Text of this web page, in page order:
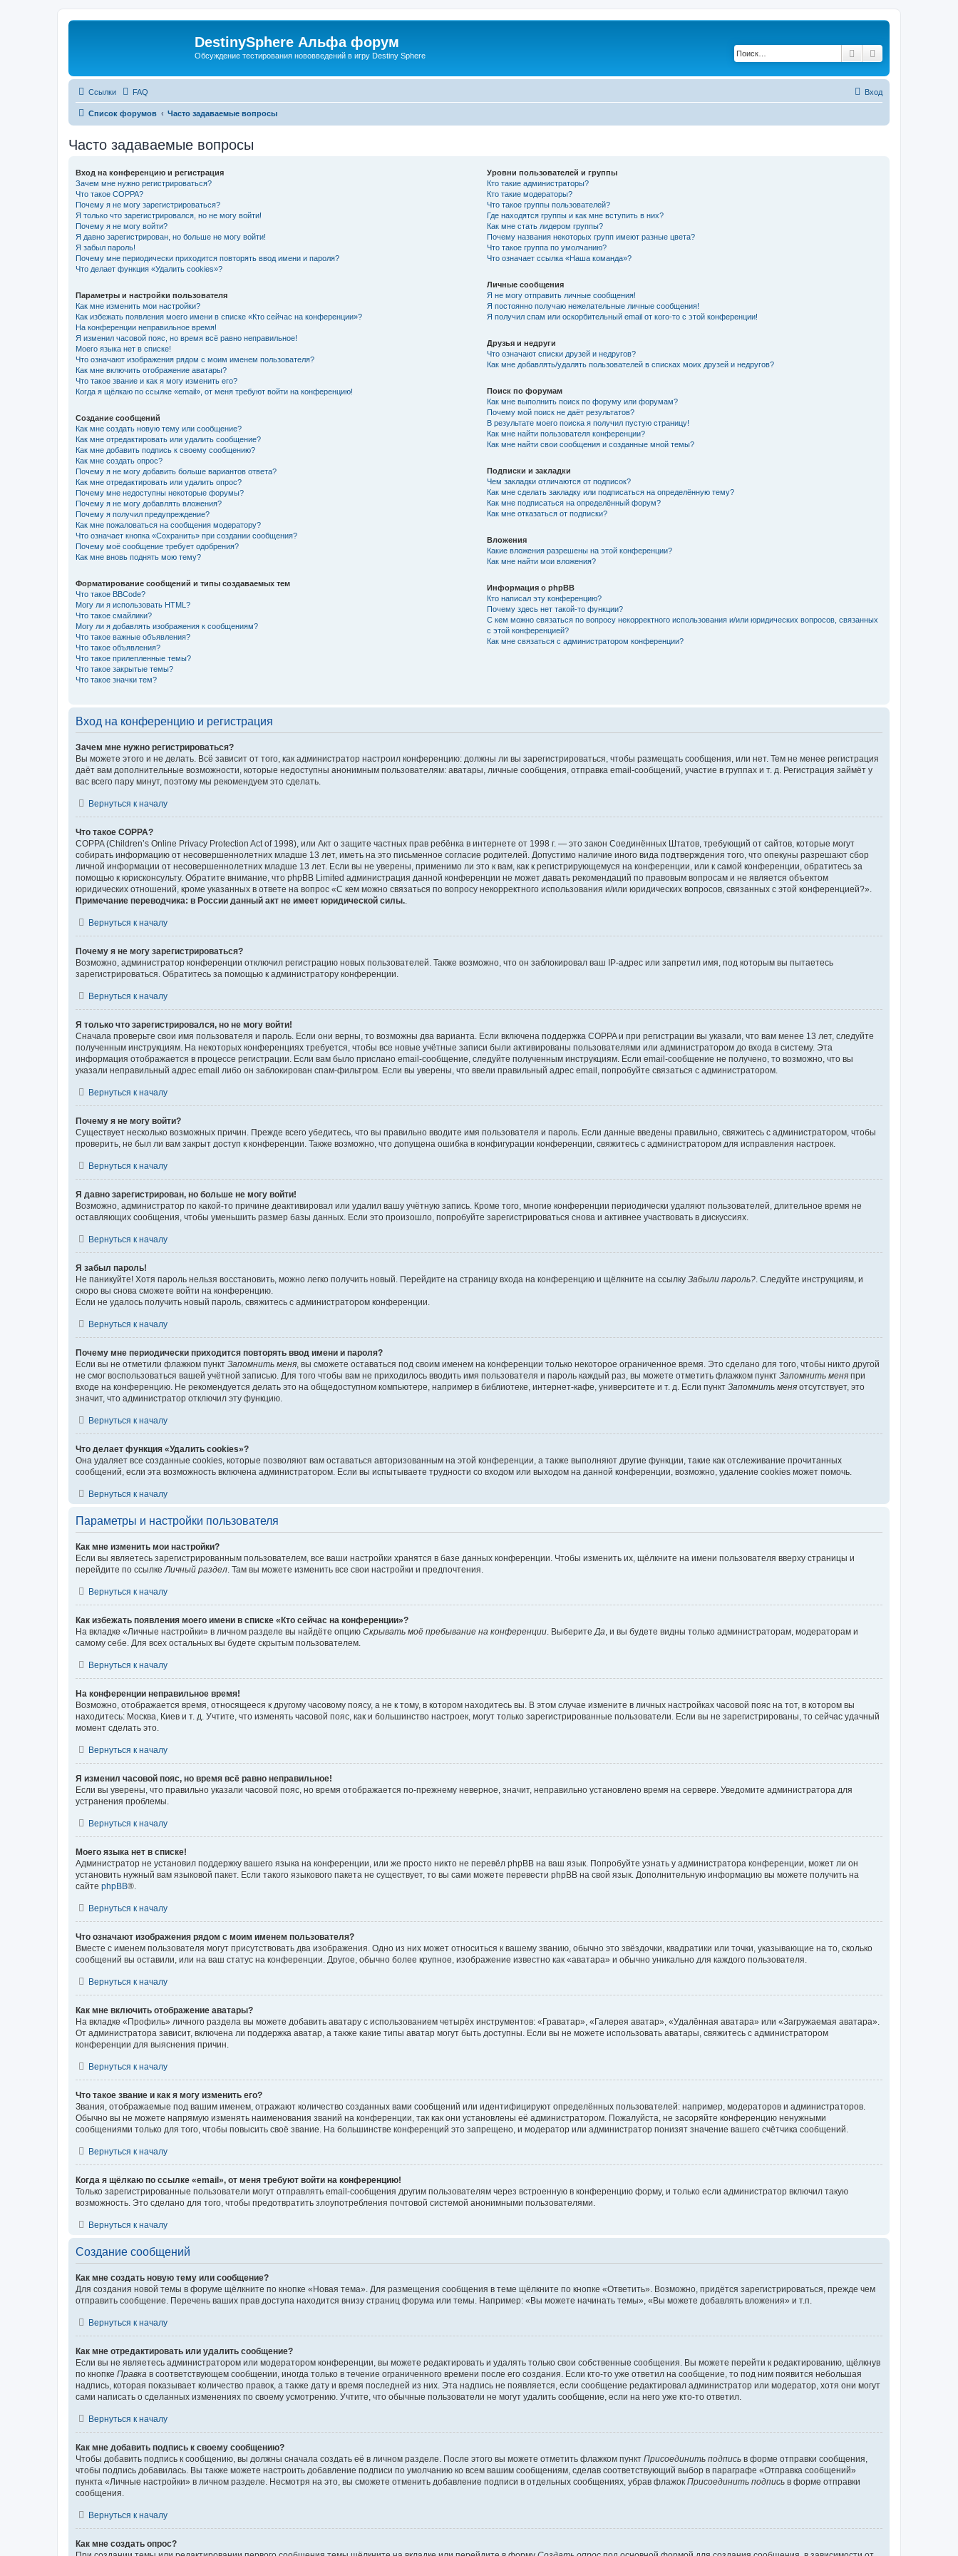
DestinySphere Альфа форум
Обсуждение тестирования нововведений в игру Destiny Sphere Поиск
Ссылки FAQ Вход
Список форумов Часто задаваемые вопросы
Часто задаваемые вопросы
Вход на конференцию и регистрация
Зачем мне нужно регистрироваться?
Что такое COPPA?
Почему я не могу зарегистрироваться?
Я только что зарегистрировался, но не могу войти!
Почему я не могу войти?
Я давно зарегистрирован, но больше не могу войти!
Я забыл пароль!
Почему мне периодически приходится повторять ввод имени и пароля?
Что делает функция «Удалить cookies»?
Параметры и настройки пользователя
Как мне изменить мои настройки?
Как избежать появления моего имени в списке «Кто сейчас на конференции»?
На конференции неправильное время!
Я изменил часовой пояс, но время всё равно неправильное!
Моего языка нет в списке!
Что означают изображения рядом с моим именем пользователя?
Как мне включить отображение аватары?
Что такое звание и как я могу изменить его?
Когда я щёлкаю по ссылке «email», от меня требуют войти на конференцию!
Создание сообщений
Как мне создать новую тему или сообщение?
Как мне отредактировать или удалить сообщение?
Как мне добавить подпись к своему сообщению?
Как мне создать опрос?
Почему я не могу добавить больше вариантов ответа?
Как мне отредактировать или удалить опрос?
Почему мне недоступны некоторые форумы?
Почему я не могу добавлять вложения?
Почему я получил предупреждение?
Как мне пожаловаться на сообщения модератору?
Что означает кнопка «Сохранить» при создании сообщения?
Почему моё сообщение требует одобрения?
Как мне вновь поднять мою тему?
Форматирование сообщений и типы создаваемых тем
Что такое BBCode?
Могу ли я использовать HTML?
Что такое смайлики?
Могу ли я добавлять изображения к сообщениям?
Что такое важные объявления?
Что такое объявления?
Что такое прилепленные темы?
Что такое закрытые темы?
Что такое значки тем?
Уровни пользователей и группы
Кто такие администраторы?
Кто такие модераторы?
Что такое группы пользователей?
Где находятся группы и как мне вступить в них?
Как мне стать лидером группы?
Почему названия некоторых групп имеют разные цвета?
Что такое группа по умолчанию?
Что означает ссылка «Наша команда»?
Личные сообщения
Я не могу отправить личные сообщения!
Я постоянно получаю нежелательные личные сообщения!
Я получил спам или оскорбительный email от кого-то с этой конференции!
Друзья и недруги
Что означают списки друзей и недругов?
Как мне добавлять/удалять пользователей в списках моих друзей и недругов?
Поиск по форумам
Как мне выполнить поиск по форуму или форумам?
Почему мой поиск не даёт результатов?
В результате моего поиска я получил пустую страницу!
Как мне найти пользователя конференции?
Как мне найти свои сообщения и созданные мной темы?
Подписки и закладки
Чем закладки отличаются от подписок?
Как мне сделать закладку или подписаться на определённую тему?
Как мне подписаться на определённый форум?
Как мне отказаться от подписки?
Вложения
Какие вложения разрешены на этой конференции?
Как мне найти мои вложения?
Информация о phpBB
Кто написал эту конференцию?
Почему здесь нет такой-то функции?
С кем можно связаться по вопросу некорректного использования и/или юридических вопросов, связанных
с этой конференцией?
Как мне связаться с администратором конференции?
Вход на конференцию и регистрация
Зачем мне нужно регистрироваться?
Вы можете этого и не делать. Всё зависит от того, как администратор настроил конференцию: должны ли вы зарегистрироваться, чтобы размещать сообщения, или нет. Тем не менее регистрация
даёт вам дополнительные возможности, которые недоступны анонимным пользователям: аватары, личные сообщения, отправка email-сообщений, участие в группах и т. д. Регистрация займёт у
вас всего пару минут, поэтому мы рекомендуем это сделать.
Вернуться к началу
Что такое COPPA?
COPPA (Children’s Online Privacy Protection Act of 1998), или Акт о защите частных прав ребёнка в интернете от 1998 г. — это закон Соединённых Штатов, требующий от сайтов, которые могут
собирать информацию от несовершеннолетних младше 13 лет, иметь на это письменное согласие родителей. Допустимо наличие иного вида подтверждения того, что опекуны разрешают сбор
личной информации от несовершеннолетних младше 13 лет. Если вы не уверены, применимо ли это к вам, как к регистрирующемуся на конференции, или к самой конференции, обратитесь за
помощью к юрисконсульту. Обратите внимание, что phpBB Limited администрация данной конференции не может давать рекомендаций по правовым вопросам и не является объектом
юридических отношений, кроме указанных в ответе на вопрос «С кем можно связаться по вопросу некорректного использования и/или юридических вопросов, связанных с этой конференцией?».
Примечание переводчика: в России данный акт не имеет юридической силы.
Вернуться к началу
Почему я не могу зарегистрироваться?
Возможно, администратор конференции отключил регистрацию новых пользователей. Также возможно, что он заблокировал ваш IP-адрес или запретил имя, под которым вы пытаетесь
зарегистрироваться. Обратитесь за помощью к администратору конференции.
Вернуться к началу
Я только что зарегистрировался, но не могу войти!
Сначала проверьте свои имя пользователя и пароль. Если они верны, то возможны два варианта. Если включена поддержка COPPA и при регистрации вы указали, что вам менее 13 лет, следуйте
полученным инструкциям. На некоторых конференциях требуется, чтобы все новые учётные записи были активированы пользователями или администратором до входа в систему. Эта
информация отображается в процессе регистрации. Если вам было прислано email-сообщение, следуйте полученным инструкциям. Если email-сообщение не получено, то возможно, что вы
указали неправильный адрес email либо он заблокирован спам-фильтром. Если вы уверены, что ввели правильный адрес email, попробуйте связаться с администратором.
Вернуться к началу
Почему я не могу войти?
Существует несколько возможных причин. Прежде всего убедитесь, что вы правильно вводите имя пользователя и пароль. Если данные введены правильно, свяжитесь с администратором, чтобы
проверить, не был ли вам закрыт доступ к конференции. Также возможно, что допущена ошибка в конфигурации конференции, свяжитесь с администратором для исправления настроек.
Вернуться к началу
Я давно зарегистрирован, но больше не могу войти!
Возможно, администратор по какой-то причине деактивировал или удалил вашу учётную запись. Кроме того, многие конференции периодически удаляют пользователей, длительное время не
оставляющих сообщения, чтобы уменьшить размер базы данных. Если это произошло, попробуйте зарегистрироваться снова и активнее участвовать в дискуссиях.
Вернуться к началу
Я забыл пароль!
Не паникуйте! Хотя пароль нельзя восстановить, можно легко получить новый. Перейдите на страницу входа на конференцию и щёлкните на ссылку Забыли пароль? . Следуйте инструкциям, и
скоро вы снова сможете войти на конференцию.
Если не удалось получить новый пароль, свяжитесь с администратором конференции.
Вернуться к началу
Почему мне периодически приходится повторять ввод имени и пароля?
Если вы не отметили флажком пункт Запомнить меня , вы сможете оставаться под своим именем на конференции только некоторое ограниченное время. Это сделано для того, чтобы никто другой
не смог воспользоваться вашей учётной записью. Для того чтобы вам не приходилось вводить имя пользователя и пароль каждый раз, вы можете отметить флажком пункт Запомнить меня при
входе на конференцию. Не рекомендуется делать это на общедоступном компьютере, например в библиотеке, интернет-кафе, университете и т. д. Если пункт Запомнить меня отсутствует, это
значит, что администратор отключил эту функцию.
Вернуться к началу
Что делает функция «Удалить cookies»?
Она удаляет все созданные cookies, которые позволяют вам оставаться авторизованным на этой конференции, а также выполняют другие функции, такие как отслеживание прочитанных
сообщений, если эта возможность включена администратором. Если вы испытываете трудности со входом или выходом на данной конференции, возможно, удаление cookies может помочь.
Вернуться к началу
Параметры и настройки пользователя
Как мне изменить мои настройки?
Если вы являетесь зарегистрированным пользователем, все ваши настройки хранятся в базе данных конференции. Чтобы изменить их, щёлкните на имени пользователя вверху страницы и
перейдите по ссылке Личный раздел . Там вы можете изменить все свои настройки и предпочтения.
Вернуться к началу
Как избежать появления моего имени в списке «Кто сейчас на конференции»?
На вкладке «Личные настройки» в личном разделе вы найдёте опцию Скрывать моё пребывание на конференции . Выберите Да , и вы будете видны только администраторам, модераторам и
самому себе. Для всех остальных вы будете скрытым пользователем.
Вернуться к началу
На конференции неправильное время!
Возможно, отображается время, относящееся к другому часовому поясу, а не к тому, в котором находитесь вы. В этом случае измените в личных настройках часовой пояс на тот, в котором вы
находитесь: Москва, Киев и т. д. Учтите, что изменять часовой пояс, как и большинство настроек, могут только зарегистрированные пользователи. Если вы не зарегистрированы, то сейчас удачный
момент сделать это.
Вернуться к началу
Я изменил часовой пояс, но время всё равно неправильное!
Если вы уверены, что правильно указали часовой пояс, но время отображается по-прежнему неверное, значит, неправильно установлено время на сервере. Уведомите администратора для
устранения проблемы.
Вернуться к началу
Моего языка нет в списке!
Администратор не установил поддержку вашего языка на конференции, или же просто никто не перевёл phpBB на ваш язык. Попробуйте узнать у администратора конференции, может ли он
установить нужный вам языковой пакет. Если такого языкового пакета не существует, то вы сами можете перевести phpBB на свой язык. Дополнительную информацию вы можете получить на
сайте phpBB®.
Вернуться к началу
Что означают изображения рядом с моим именем пользователя?
Вместе с именем пользователя могут присутствовать два изображения. Одно из них может относиться к вашему званию, обычно это звёздочки, квадратики или точки, указывающие на то, сколько
сообщений вы оставили, или на ваш статус на конференции. Другое, обычно более крупное, изображение известно как «аватара» и обычно уникально для каждого пользователя.
Вернуться к началу
Как мне включить отображение аватары?
На вкладке «Профиль» личного раздела вы можете добавить аватару с использованием четырёх инструментов: «Граватар», «Галерея аватар», «Удалённая аватара» или «Загружаемая аватара».
От администратора зависит, включена ли поддержка аватар, а также какие типы аватар могут быть доступны. Если вы не можете использовать аватары, свяжитесь с администратором
конференции для выяснения причин.
Вернуться к началу
Что такое звание и как я могу изменить его?
Звания, отображаемые под вашим именем, отражают количество созданных вами сообщений или идентифицируют определённых пользователей: например, модераторов и администраторов.
Обычно вы не можете напрямую изменять наименования званий на конференции, так как они установлены её администратором. Пожалуйста, не засоряйте конференцию ненужными
сообщениями только для того, чтобы повысить своё звание. На большинстве конференций это запрещено, и модератор или администратор понизят значение вашего счётчика сообщений.
Вернуться к началу
Когда я щёлкаю по ссылке «email», от меня требуют войти на конференцию!
Только зарегистрированные пользователи могут отправлять email-сообщения другим пользователям через встроенную в конференцию форму, и только если администратор включил такую
возможность. Это сделано для того, чтобы предотвратить злоупотребления почтовой системой анонимными пользователями.
Вернуться к началу
Создание сообщений
Как мне создать новую тему или сообщение?
Для создания новой темы в форуме щёлкните по кнопке «Новая тема». Для размещения сообщения в теме щёлкните по кнопке «Ответить». Возможно, придётся зарегистрироваться, прежде чем
отправить сообщение. Перечень ваших прав доступа находится внизу страниц форума или темы. Например: «Вы можете начинать темы», «Вы можете добавлять вложения» и т.п.
Вернуться к началу
Как мне отредактировать или удалить сообщение?
Если вы не являетесь администратором или модератором конференции, вы можете редактировать и удалять только свои собственные сообщения. Вы можете перейти к редактированию, щёлкнув
по кнопке Правка в соответствующем сообщении, иногда только в течение ограниченного времени после его создания. Если кто-то уже ответил на сообщение, то под ним появится небольшая
надпись, которая показывает количество правок, а также дату и время последней из них. Эта надпись не появляется, если сообщение редактировал администратор или модератор, хотя они могут
сами написать о сделанных изменениях по своему усмотрению. Учтите, что обычные пользователи не могут удалить сообщение, если на него уже кто-то ответил.
Вернуться к началу
Как мне добавить подпись к своему сообщению?
Чтобы добавить подпись к сообщению, вы должны сначала создать её в личном разделе. После этого вы можете отметить флажком пункт Присоединить подпись в форме отправки сообщения,
чтобы подпись добавилась. Вы также можете настроить добавление подписи по умолчанию ко всем вашим сообщениям, сделав соответствующий выбор в параграфе «Отправка сообщений»
пункта «Личные настройки» в личном разделе. Несмотря на это, вы сможете отменить добавление подписи в отдельных сообщениях, убрав флажок Присоединить подпись в форме отправки
сообщения.
Вернуться к началу
Как мне создать опрос?